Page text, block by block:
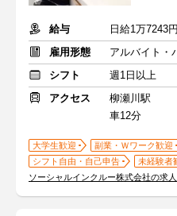
給与
日給1万7243円
雇用形態
アルバイト・
シフト
週1日以上
アクセス
柳瀬川駅
車12分
大学生歓迎 副業・Ｗワーク歓迎
シフト自由・自己申告
未経験者
ソーシャルインクルー株式会社の求